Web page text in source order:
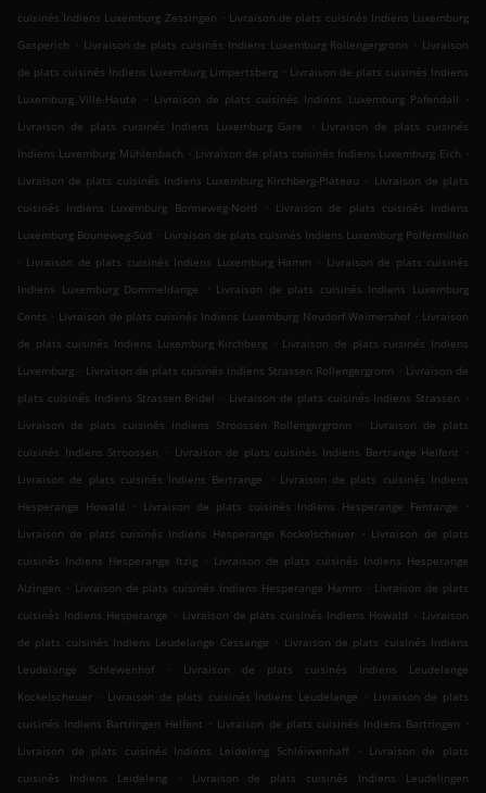
cuisinés Indiens Luxemburg Zessingen . Livraison de plats cuisinés Indiens Luxemburg
Gasperich . Livraison de plats cuisinés Indiens Luxemburg Rollengergronn . Livraison
de plats cuisinés Indiens Luxemburg Limpertsberg . Livraison de plats cuisinés Indiens
Luxemburg Ville-Haute
. Livraison de plats cuisinés Indiens Luxemburg Pafendall
.
Livraison de plats cuisinés Indiens Luxemburg Gare
. Livraison de plats cuisinés
Indiens Luxemburg Mühlenbach . Livraison de plats cuisinés Indiens Luxemburg Eich .
Livraison de plats cuisinés Indiens Luxemburg Kirchberg-Plateau . Livraison de plats
cuisinés Indiens Luxemburg Bonneweg-Nord
. Livraison de plats cuisinés Indiens
Luxemburg Bouneweg-Süd . Livraison de plats cuisinés Indiens Luxemburg Polfermillen
. Livraison de plats cuisinés Indiens Luxemburg Hamm . Livraison de plats cuisinés
Indiens Luxemburg Dommeldange
. Livraison de plats cuisinés Indiens Luxemburg
Cents . Livraison de plats cuisinés Indiens Luxemburg Neudorf-Weimershof . Livraison
de plats cuisinés Indiens Luxemburg Kirchberg . Livraison de plats cuisinés Indiens
Luxemburg . Livraison de plats cuisinés Indiens Strassen Rollengergronn . Livraison de
plats cuisinés Indiens Strassen Bridel . Livraison de plats cuisinés Indiens Strassen .
Livraison de plats cuisinés Indiens Stroossen Rollengergronn
. Livraison de plats
cuisinés Indiens Stroossen
. Livraison de plats cuisinés Indiens Bertrange Helfent
.
Livraison de plats cuisinés Indiens Bertrange
. Livraison de plats cuisinés Indiens
Hesperange Howald
. Livraison de plats cuisinés Indiens Hesperange Fentange
.
Livraison de plats cuisinés Indiens Hesperange Kockelscheuer . Livraison de plats
cuisinés Indiens Hesperange Itzig . Livraison de plats cuisinés Indiens Hesperange
Alzingen . Livraison de plats cuisinés Indiens Hesperange Hamm . Livraison de plats
cuisinés Indiens Hesperange . Livraison de plats cuisinés Indiens Howald . Livraison
de plats cuisinés Indiens Leudelange Cessange . Livraison de plats cuisinés Indiens
Leudelange Schlewenhof
.
Livraison de plats cuisinés Indiens Leudelange
Kockelscheuer . Livraison de plats cuisinés Indiens Leudelange . Livraison de plats
cuisinés Indiens Bartringen Helfent . Livraison de plats cuisinés Indiens Bartringen .
Livraison de plats cuisinés Indiens Leideleng Schléiwenhaff
.
Livraison de plats
cuisinés Indiens Leideleng
.
Livraison de plats cuisinés Indiens Leudelingen